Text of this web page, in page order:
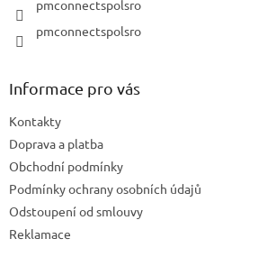
pmconnectspolsro
pmconnectspolsro
Informace pro vás
Kontakty
Doprava a platba
Obchodní podmínky
Podmínky ochrany osobních údajů
Odstoupení od smlouvy
Reklamace